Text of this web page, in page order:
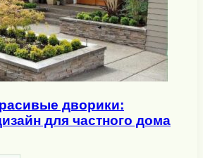
дворики:
для частного дома